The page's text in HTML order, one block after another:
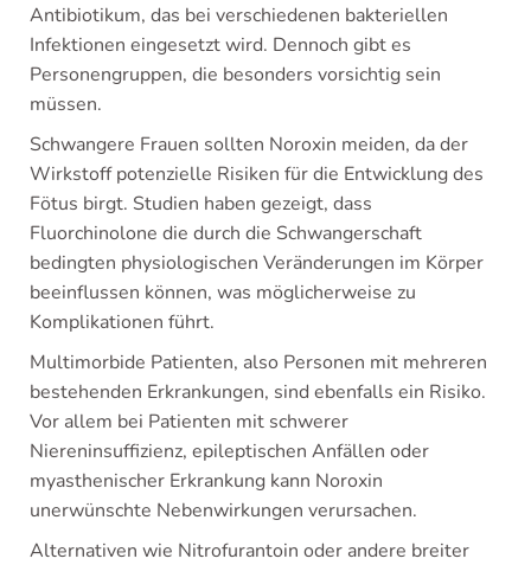
Antibiotikum, das bei verschiedenen bakteriellen
Infektionen eingesetzt wird. Dennoch gibt es
Personengruppen, die besonders vorsichtig sein
müssen.
Schwangere Frauen sollten Noroxin meiden, da der
Wirkstoff potenzielle Risiken für die Entwicklung des
Fötus birgt. Studien haben gezeigt, dass
Fluorchinolone die durch die Schwangerschaft
bedingten physiologischen Veränderungen im Körper
beeinflussen können, was möglicherweise zu
Komplikationen führt.
Multimorbide Patienten, also Personen mit mehreren
bestehenden Erkrankungen, sind ebenfalls ein Risiko.
Vor allem bei Patienten mit schwerer
Niereninsuffizienz, epileptischen Anfällen oder
myasthenischer Erkrankung kann Noroxin
unerwünschte Nebenwirkungen verursachen.
Alternativen wie Nitrofurantoin oder andere breiter